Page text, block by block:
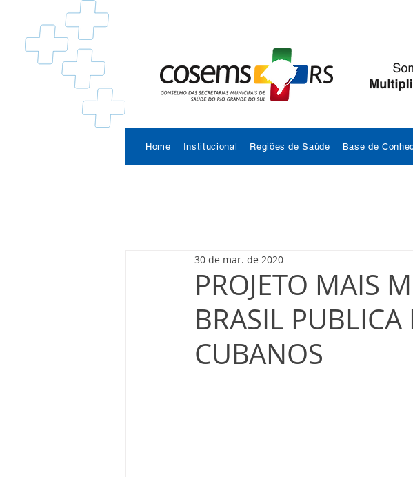
Home Institucional Regiões de Saúde Base de
PROJETO MAIS
BRASIL
CUBANOS
30 de mar. de 2020